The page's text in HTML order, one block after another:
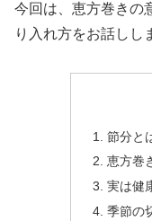
今回は、恵方巻きの
り入れ方をお話しし
節分と
恵方巻
実は健
季節の